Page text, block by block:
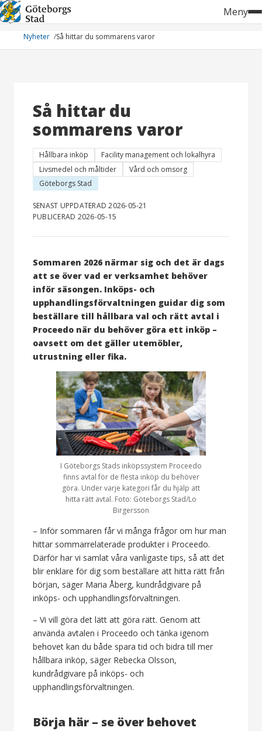
Hoppa
till
innehåll
Meny
Nyheter Så hittar du sommarens varor
Så hittar du
sommarens varor
Hållbara inköp
Facility management och lokalhyra
Livsmedel och måltider
Vård och omsorg
Göteborgs Stad
SENAST UPPDATERAD 2026-05-21
PUBLICERAD 2026-05-15
Sommaren 2026 närmar sig och det är dags
att se över vad er verksamhet behöver
inför säsongen. Inköps- och
upphandlingsförvaltningen guidar dig som
beställare till hållbara val och rätt avtal i
Proceedo när du behöver göra ett inköp –
oavsett om det gäller utemöbler,
utrustning eller fika.
I Göteborgs Stads inköpssystem Proceedo
finns avtal för de flesta inköp du behöver
göra. Under varje kategori får du hjälp att
hitta rätt avtal. Foto: Göteborgs Stad/Lo
Birgersson
– Inför sommaren får vi många frågor om hur man
hittar sommarrelaterade produkter i Proceedo.
Därför har vi samlat våra vanligaste tips, så att det
blir enklare för dig som beställare att hitta rätt från
början, säger Maria Åberg, kundrådgivare på
inköps- och upphandlingsförvaltningen.
– Vi vill göra det lätt att göra rätt. Genom att
använda avtalen i Proceedo och tänka igenom
behovet kan du både spara tid och bidra till mer
hållbara inköp, säger Rebecka Olsson,
kundrådgivare på inköps- och
upphandlingsförvaltningen.
Börja här – se över behovet